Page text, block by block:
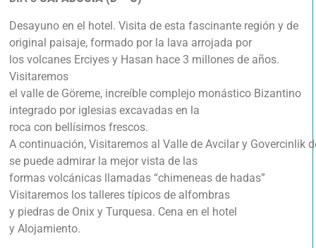
Desayuno en el hotel. Visita de esta fascinante región y de
original paisaje, formado por la lava arrojada por
los volcanes Erciyes y Hasan hace 3 millones de años.
Visitaremos
el valle de Göreme, increíble complejo monástico Bizantino
integrado por iglesias excavadas en la
roca con bellísimos frescos.
A continuación, Visitaremos al Valle de Avcilar y Govercinlik
se puede admirar la mejor vista de las
formas volcánicas llamadas “chimeneas de hadas”
Visitaremos los talleres típicos de alfombras
y piedras de Onix y Turquesa. Cena en el hotel
y Alojamiento.